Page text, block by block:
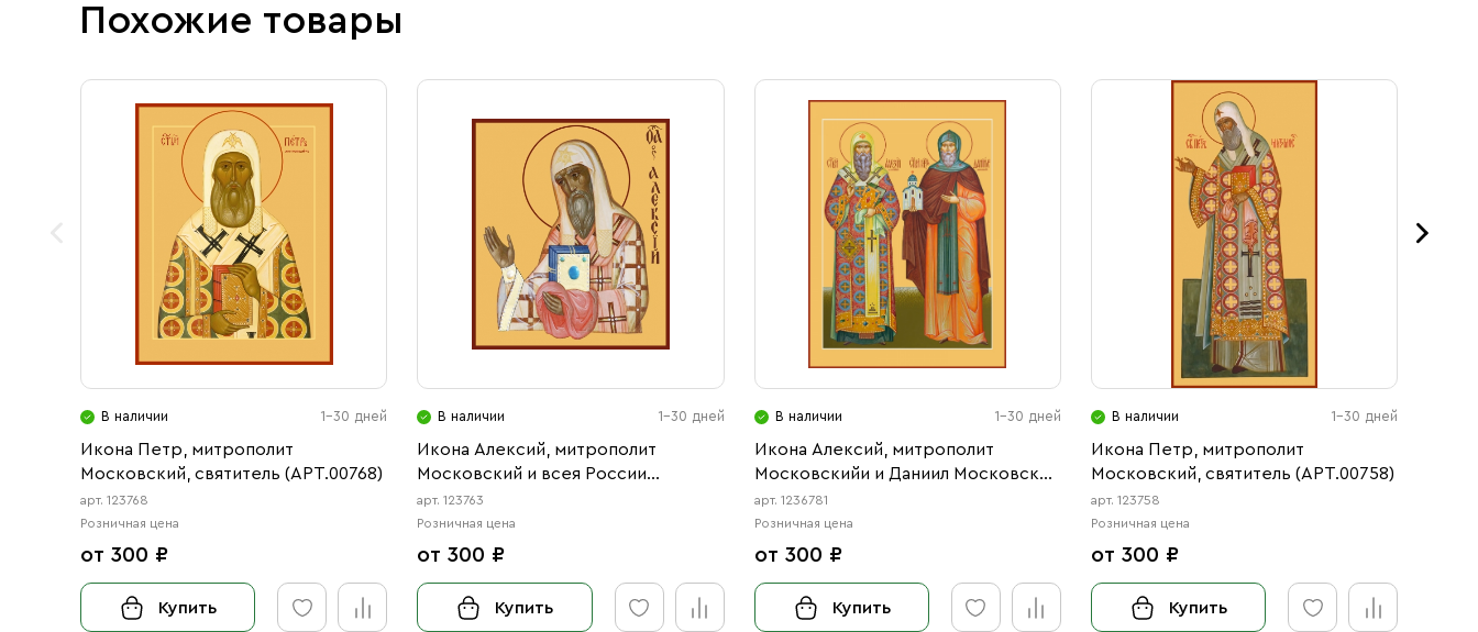
Похожие товары
В наличии 1-30 дней
Икона Петр, митрополит
Московский, святитель (АРТ.00768)
арт. 123768
Розничная цена
от 300 ₽
Купить
В наличии 1-30 дней
Икона Алексий, митрополит
Московский и всея России
чудотворец (АРТ.00763)
арт. 123763
Розничная цена
от 300 ₽
Купить
В наличии 1-30 дней
Икона Алексий, митрополит
Московскийи и Даниил Московский
благоверный князь (АРТ.06781)
арт. 1236781
Розничная цена
от 300 ₽
Купить
В наличии 1-30 дней
Икона Петр, митрополит
Московский, святитель (АРТ.00758)
арт. 123758
Розничная цена
от 300 ₽
Купить